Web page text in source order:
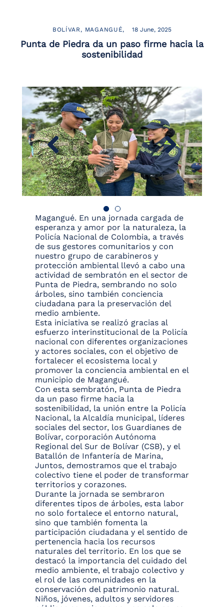
BOLÍVAR MAGANGUÉ 18 June, 2025
Punta de Piedra da un paso firme hacia la
sostenibilidad
Magangué. En una jornada cargada de
esperanza y amor por la naturaleza, la
Policía Nacional de Colombia, a través
de sus gestores comunitarios y con
nuestro grupo de carabineros y
protección ambiental llevó a cabo una
actividad de sembratón en el sector de
Punta de Piedra, sembrando no solo
árboles, sino también conciencia
ciudadana para la preservación del
medio ambiente.
Esta iniciativa se realizó gracias al
esfuerzo interinstitucional de la Policía
nacional con diferentes organizaciones
y actores sociales, con el objetivo de
fortalecer el ecosistema local y
promover la conciencia ambiental en el
municipio de Magangué.
Con esta sembratón, Punta de Piedra
da un paso firme hacia la
sostenibilidad, la unión entre la Policía
Nacional, la Alcaldía municipal, líderes
sociales del sector, los Guardianes de
Bolívar, corporación Autónoma
Regional del Sur de Bolívar (CSB), y el
Batallón de Infantería de Marina,
Juntos, demostramos que el trabajo
colectivo tiene el poder de transformar
territorios y corazones.
Durante la jornada se sembraron
diferentes tipos de árboles, esta labor
no solo fortalece el entorno natural,
sino que también fomenta la
participación ciudadana y el sentido de
pertenencia hacia los recursos
naturales del territorio. En los que se
destacó la importancia del cuidado del
medio ambiente, el trabajo colectivo y
el rol de las comunidades en la
conservación del patrimonio natural.
Niños, jóvenes, adultos y servidores